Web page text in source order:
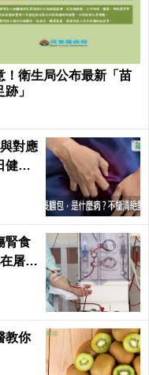
！衛生局公布最新「苗
」
對應
健康
腎食
屠殺
教你